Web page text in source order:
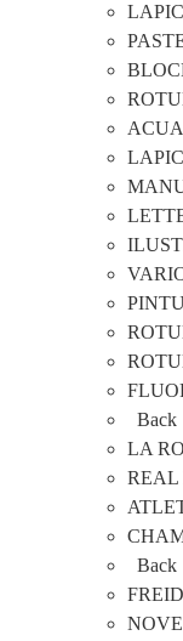
Back
LA
REAL
Back